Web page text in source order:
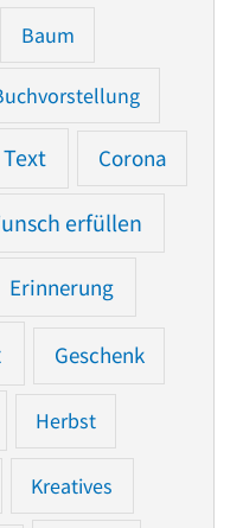
Baum
Corona
erfüllen
Erinnerung
Geschenk
Herbst
Kreatives